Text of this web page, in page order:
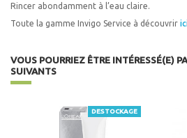
Rincer abondamment à l’eau claire.
Toute la gamme Invigo Service à découvrir
VOUS POURRIEZ ÊTRE INTÉRESSÉ(E)
SUIVANTS
DESTOCKAGE